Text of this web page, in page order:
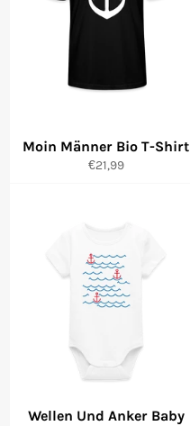
Moin Männer Bio T-Shirt
Normaler
€21,99
Wellen Und Anker Baby